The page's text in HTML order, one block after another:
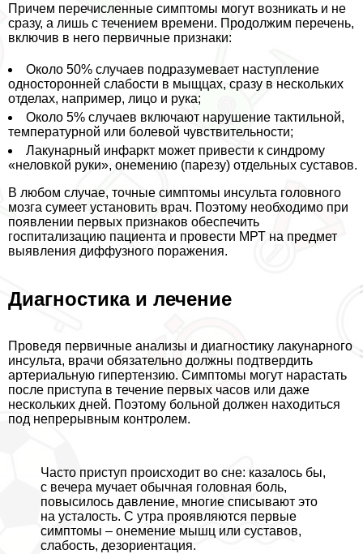
Причем перечисленные симптомы могут возникать и не
сразу, а лишь с течением времени. Продолжим перечень,
включив в него первичные признаки:
Около 50% случаев подразумевает наступление
односторонней слабости в мыщцах, сразу в нескольких
отделах, например, лицо и рука;
Около 5% случаев включают нарушение тактильной,
температурной или болевой чувствительности;
Лакунарный инфаркт может привести к синдрому
«неловкой руки», онемению (парезу) отдельных суставов.
В любом случае, точные симптомы инсульта головного
мозга сумеет установить врач. Поэтому необходимо при
появлении первых признаков обеспечить
госпитализацию пациента и провести МРТ на предмет
выявления диффузного поражения.
Диагностика и лечение
Проведя первичные анализы и диагностику лакунарного
инсульта, врачи обязательно должны подтвердить
артериальную гипертензию. Симптомы могут нарастать
после приступа в течение первых часов или даже
нескольких дней. Поэтому больной должен находиться
под непрерывным контролем.
Часто приступ происходит во сне: казалось бы,
с вечера мучает обычная головная боль,
повысилось давление, многие списывают это
на усталость. С утра проявляются первые
симптомы – онемение мышц или суставов,
слабость, дезориентация.